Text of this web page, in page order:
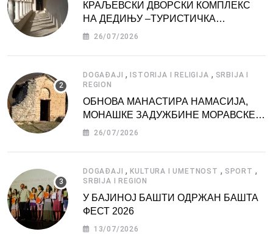
КРАЉЕВСКИ ДВОРСКИ КОМПЛЕКС
НА ДЕДИЊУ –ТУРИСТИЧКА
АТРАКЦИЈА
26/07/2026
DOGAĐAJI , ISTORIJA I RELIGIJA , SRBIJA I
REGION
ОБНОВА МАНАСТИРА НАМАСИЈА,
МОНАШКЕ ЗАДУЖБИНЕ МОРАВСКЕ
СРБИЈЕ
26/07/2026
DOGAĐAJI ,KULTURA I UMETNOST , SPORT ,
SRBIJA I REGION
У БАЈИНОЈ БАШТИ ОДРЖАН БАШТА
ФЕСТ 2026
13/07/2026